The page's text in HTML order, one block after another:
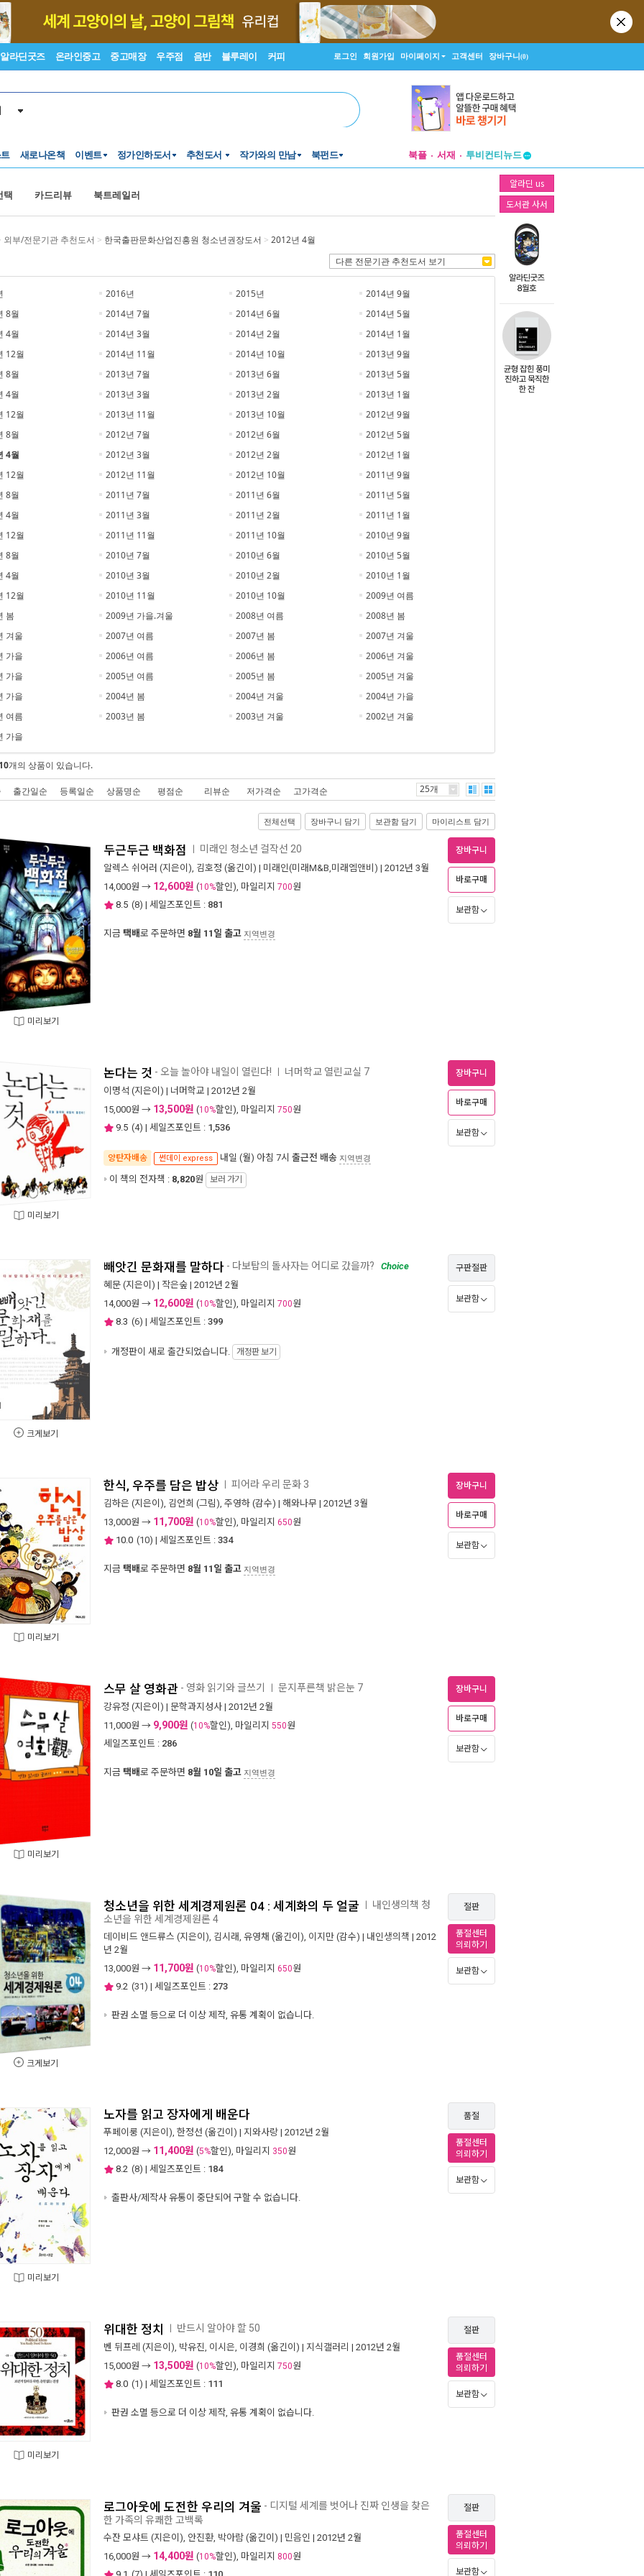
알라딘굿즈 온라인중고 중고매장 우주점 음반 블루레이 커피 로그인 회원가입 마이페이지 고객센터 장바구니(0)
새로나온책 이벤트 정가인하도서 추천도서 작가와의 만남 북펀드 북플 서재
투비컨티뉴드
창작플랫폼
투비컨티뉴드
알라딘 us
도서관 사서
택 카드리뷰 북트레일러
외부/전문기관 추천도서 > 한국출판문화산업진흥원 청소년권장도서 > 2012년 4월
다른 전문기관 추천도서 보기
2016년 2015년
2014년 9월
8월
2014년 7월 2014년 6월
2014년 5월
4월
2014년 3월 2014년 2월
2014년 1월
12월
2014년 11월 2014년 10월
2013년 9월
8월
2013년 7월 2013년 6월
2013년 5월
4월
2013년 3월 2013년 2월
2013년 1월
12월
2013년 11월 2013년 10월
2012년 9월
8월
2012년 7월 2012년 6월
2012년 5월
4월
2012년 3월 2012년 2월
2012년 1월
12월
2012년 11월 2012년 10월
2011년 9월
8월
2011년 7월 2011년 6월
2011년 5월
4월
2011년 3월 2011년 2월
2011년 1월
12월
2011년 11월 2011년 10월
2010년 9월
8월
2010년 7월 2010년 6월
2010년 5월
4월
2010년 3월 2010년 2월
2010년 1월
12월
2010년 11월 2010년 10월
2009년 여름
봄
2009년 가을.겨울 2008년 여름
2008년 봄
겨울
2007년 여름 2007년 봄
2007년 겨울
가을
2006년 여름 2006년 봄
2006년 겨울
가을
2005년 여름 2005년 봄
2005년 겨울
가을
2004년 봄 2004년 겨울
2004년 가을
여름
2003년 봄 2003년 겨울
2002년 겨울
가을
개의 상품이 있습니다.
출간일순 등록일순 상품명순 평점순 리뷰순 저가격순 고가격순 25개
전체선택 장바구니 담기 보관함 담기 마이리스트 담기
미리보기
두근두근 백화점 미래인 청소년 걸작선 20
알렉스 쉬어러 (지은이), 김호정 (옮긴이) | 미래인(미래M&B,미래엠앤비) | 2012년 3월
14,000원 → 12,600원 (10%할인), 마일리지 700원
8.5 (8) | 세일즈포인트 : 881
지금 택배로 주문하면 8월 11일 출고 지역변경
장바구니
바로구매
보관함
미리보기
논다는 것 - 오늘 놀아야 내일이 열린다! 너머학교 열린교실 7
이명석 (지은이) | 너머학교 | 2012년 2월
15,000원 → 13,500원 (10%할인), 마일리지 750원
9.5 (4) | 세일즈포인트 : 1,536
양탄자배송 썬데이 express 내일 (월) 아침 7시 출근전 배송 지역변경
이 책의 전자책 : 8,820원 보러 가기
장바구니
바로구매
보관함
크게보기
빼앗긴 문화재를 말하다 - 다보탑의 돌사자는 어디로 갔을까?
Choice
혜문 (지은이) | 작은숲 | 2012년 2월
14,000원 → 12,600원 (10%할인), 마일리지 700원
8.3 (6) | 세일즈포인트 : 399
개정판이 새로 출간되었습니다. 개정판 보기
구판절판
보관함
미리보기
한식, 우주를 담은 밥상 피어라 우리 문화 3
김하은 (지은이), 김언희 (그림), 주영하 (감수) | 해와나무 | 2012년 3월
13,000원 → 11,700원 (10%할인), 마일리지 650원
10.0 (10) | 세일즈포인트 : 334
지금 택배로 주문하면 8월 11일 출고 지역변경
장바구니
바로구매
보관함
미리보기
스무 살 영화관 - 영화 읽기와 글쓰기 문지푸른책 밝은눈 7
강유정 (지은이) | 문학과지성사 | 2012년 2월
11,000원 → 9,900원 (10%할인), 마일리지 550원
세일즈포인트 : 286
지금 택배로 주문하면 8월 10일 출고 지역변경
장바구니
바로구매
보관함
크게보기
청소년을 위한 세계경제원론 04 : 세계화의 두 얼굴 내인생의책 청
소년을 위한 세계경제원론 4
데이비드 앤드류스 (지은이), 김시래 유영채 (옮긴이), 이지만 (감수) | 내인생의책 | 2012
년 2월
13,000원 → 11,700원 (10%할인), 마일리지 650원
9.2 (31) | 세일즈포인트 : 273
판권 소멸 등으로 더 이상 제작, 유통 계획이 없습니다.
절판
품절센터
의뢰하기
보관함
미리보기
노자를 읽고 장자에게 배운다
푸페이룽 (지은이), 한정선 (옮긴이) | 지와사랑 | 2012년 2월
12,000원 → 11,400원 (5%할인), 마일리지 350원
8.2 (8) | 세일즈포인트 : 184
출판사/제작사 유통이 중단되어 구할 수 없습니다.
품절
품절센터
의뢰하기
보관함
미리보기
위대한 정치 반드시 알아야 할 50
벤 뒤프레 (지은이), 박유진 이시은 이경희 (옮긴이) | 지식갤러리 | 2012년 2월
15,000원 → 13,500원 (10%할인), 마일리지 750원
8.0 (1) | 세일즈포인트 : 111
판권 소멸 등으로 더 이상 제작, 유통 계획이 없습니다.
절판
품절센터
의뢰하기
보관함
로그아웃에 도전한 우리의 겨울 - 디지털 세계를 벗어나 진짜 인생을 찾은
한 가족의 유쾌한 고백록
수잔 모샤트 (지은이), 안진환, 박아람 (옮긴이) | 민음인 | 2012년 2월
16,000원 → 14,400원 (10%할인), 마일리지 800원
절판
품절센터
의뢰하기
보관함